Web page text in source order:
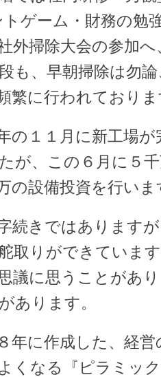
ゲーム・財務の勉
外掃除大会の参加
も、早朝掃除は勿
繁に行われており
の１１月に新工場
が、この６月に５
の設備投資を行いま
続きではあります
取りができていま
議に思うことがあ
あります。
年に作成した、経
くなる『ピラミッ